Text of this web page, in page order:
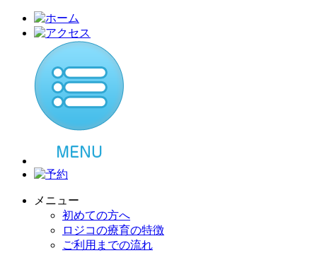
メニュー
初めての方へ
ロジコの療育の特徴
ご利用までの流れ